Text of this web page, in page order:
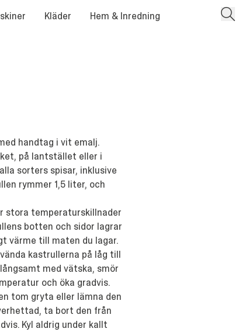
Kläder Hem & Inredning
handtag i vit emalj.
på lantstället eller i
sorters spisar, inklusive
rymmer 1,5 liter, och
stora temperaturskillnader
botten och sidor lagrar
värme till maten du lagar.
kastrullerna på låg till
med vätska, smör
och öka gradvis.
tom gryta eller lämna den
ta bort den från
Kyl aldrig under kallt